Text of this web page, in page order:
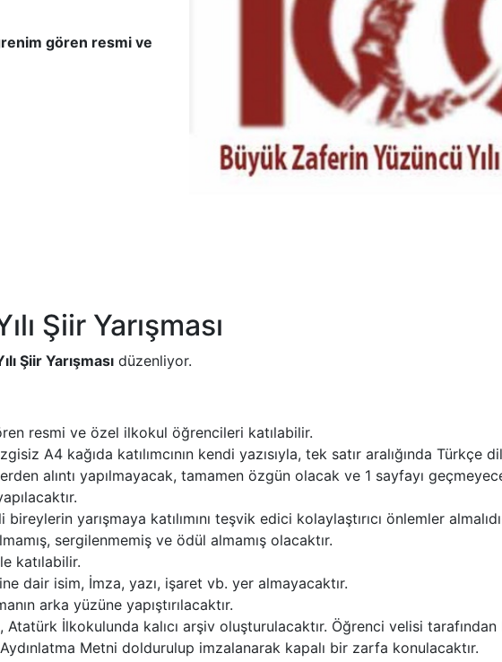
gören resmi ve
Şiir Yarışması
Şiir Yarışması düzenliyor.
resmi ve özel ilkokul öğrencileri katılabilir.
A4 kağıda katılımcının kendi yazısıyla, tek satır aralığında Türkçe
alıntı yapılmayacak, tamamen özgün olacak ve 1 sayfayı
yarışmaya katılımını teşvik edici kolaylaştırıcı önlemler
sergilenmemiş ve ödül almamış olacaktır.
katılabilir.
dair isim, İmza, yazı, işaret vb. yer almayacaktır.
arka yüzüne yapıştırılacaktır.
İlkokulunda kalıcı arşiv oluşturulacaktır. Öğrenci velisi
Metni doldurulup imzalanarak kapalı bir zarfa konulacaktır.